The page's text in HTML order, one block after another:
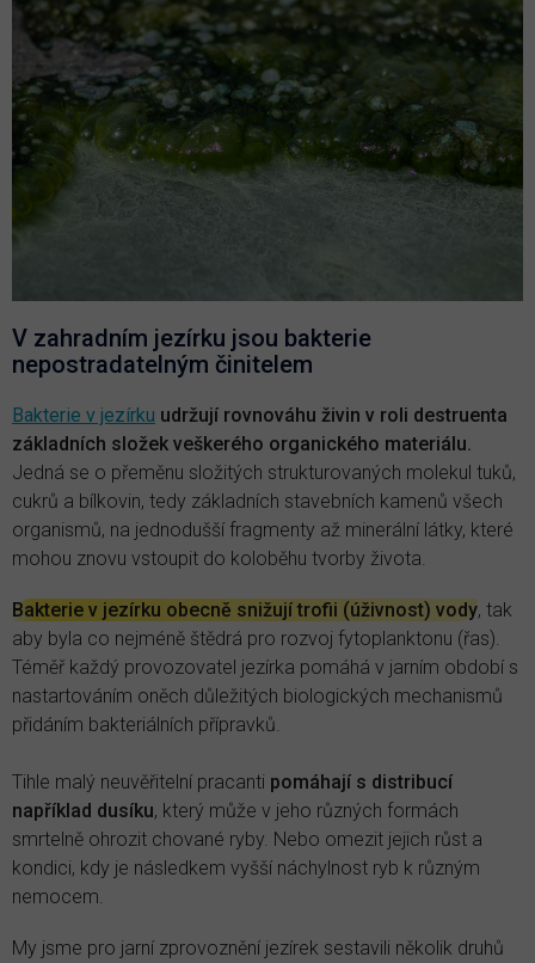
V zahradním jezírku jsou bakterie
nepostradatelným činitelem
Bakterie v jezírku udržují rovnováhu živin v roli destruenta
základních složek veškerého organického materiálu.
Jedná se o přeměnu složitých strukturovaných molekul tuků,
cukrů a bílkovin, tedy základních stavebních kamenů všech
organismů, na jednodušší fragmenty až minerální látky, které
mohou znovu vstoupit do koloběhu tvorby života.
Bakterie v jezírku obecně snižují trofii (úživnost) vody, tak
aby byla co nejméně štědrá pro rozvoj fytoplanktonu (řas).
Téměř každý provozovatel jezírka pomáhá v jarním období s
nastartováním oněch důležitých biologických mechanismů
přidáním bakteriálních přípravků.
Tihle malý neuvěřitelní pracanti pomáhají s distribucí
například dusíku, který může v jeho různých formách
smrtelně ohrozit chované ryby. Nebo omezit jejich růst a
kondici, kdy je následkem vyšší náchylnost ryb k různým
nemocem.
My jsme pro jarní zprovoznění jezírek sestavili několik druhů